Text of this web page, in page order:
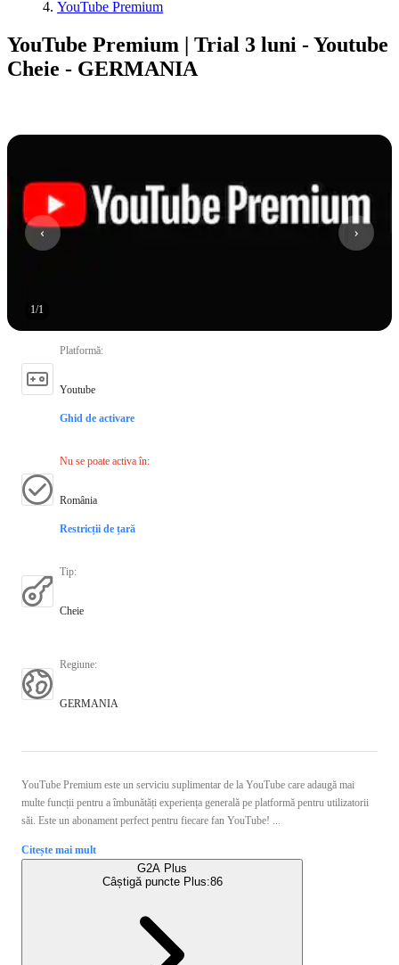
YouTube Premium
YouTube Premium | Trial 3 luni - Youtube
Cheie - GERMANIA
1/1
Platformă:
Youtube
Ghid de activare
Nu se poate activa în:
România
Restricții de țară
Tip:
Cheie
Regiune:
GERMANIA
YouTube Premium este un serviciu suplimentar de la YouTube care adaugă mai
multe funcții pentru a îmbunătăți experiența generală pe platformă pentru utilizatorii
săi. Este un abonament perfect pentru fiecare fan YouTube! ...
Citește mai mult
G2A Plus
Câștigă puncte Plus:86